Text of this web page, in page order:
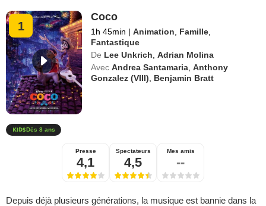
1
Coco
1h 45min | Animation Famille
Fantastique
De Lee Unkrich ,Adrian Molina
Avec Andrea Santamaria ,Anthony
Gonzalez (VIII)
Benjamin Bratt
Dès 8 ans
Presse
4,1
Spectateurs
4,5
Mes amis
--
Depuis déjà plusieurs générations, la musique est bannie dans la